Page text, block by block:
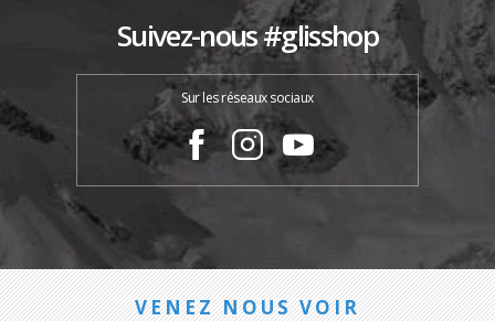
Suivez-nous #glisshop
Sur les réseaux sociaux
VENEZ NOUS VOIR